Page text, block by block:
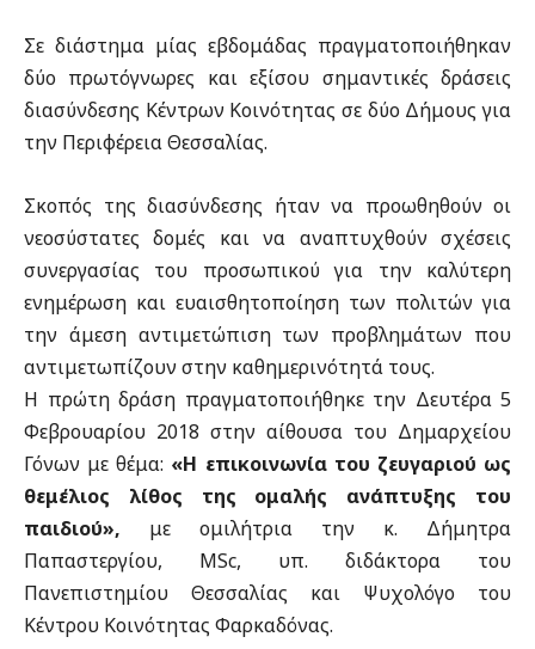
Σε διάστημα μίας εβδομάδας πραγματοποιήθηκαν
δύο πρωτόγνωρες και εξίσου σημαντικές δράσεις
διασύνδεσης Κέντρων Κοινότητας σε δύο Δήμους για
την Περιφέρεια Θεσσαλίας.
Σκοπός της διασύνδεσης ήταν να προωθηθούν οι
νεοσύστατες δομές και να αναπτυχθούν σχέσεις
συνεργασίας του προσωπικού για την καλύτερη
ενημέρωση και ευαισθητοποίηση των πολιτών για
την άμεση αντιμετώπιση των προβλημάτων που
αντιμετωπίζουν στην καθημερινότητά τους.
Η πρώτη δράση πραγματοποιήθηκε την Δευτέρα 5
Φεβρουαρίου 2018 στην αίθουσα του Δημαρχείου
Γόνων με θέμα: «Η επικοινωνία του ζευγαριού ως
θεμέλιος λίθος της ομαλής ανάπτυξης του
παιδιού», με ομιλήτρια την κ. Δήμητρα
Παπαστεργίου, MSc, υπ. διδάκτορα του
Πανεπιστημίου Θεσσαλίας και Ψυχολόγο του
Κέντρου Κοινότητας Φαρκαδόνας.